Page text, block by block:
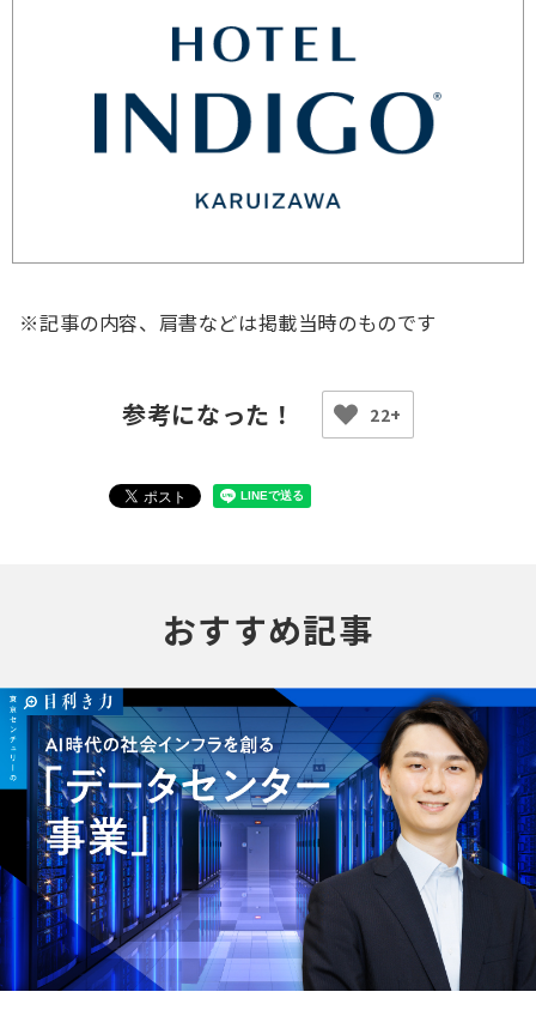
※記事の内容、肩書などは掲載当時のものです
22+
おすすめ記事